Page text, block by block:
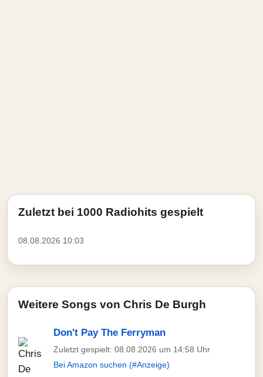
Zuletzt bei 1000 Radiohits gespielt
08.08.2026 10:03
Weitere Songs von Chris De Burgh
Don't Pay The Ferryman
Zuletzt gespielt: 08.08.2026 um 14:58 Uhr
Bei Amazon suchen (#Anzeige)